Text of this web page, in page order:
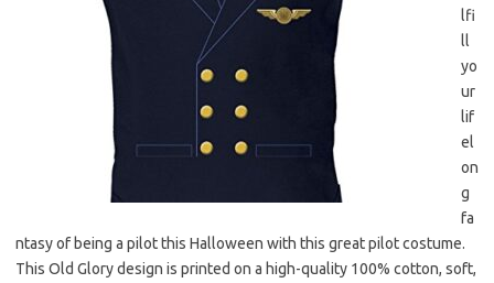
lfi
ll
yo
ur
lif
el
on
g
fa
ntasy of being a pilot this Halloween with this great pilot costume.
This Old Glory design is printed on a high-quality 100% cotton, soft,